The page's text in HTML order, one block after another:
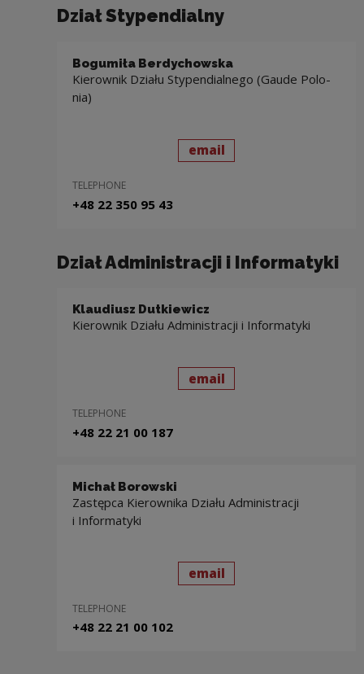
Dzia­ł Stypendialny
Bogumiła Ber­dy­chow­ska
Kie­row­nik Dzia­łu Stypendialnego (Gaude Po­lo­
nia)
send
emailto: Bogumiła
TELEPHONE
+48 22 350 95 43
Dział Administracji i Informatyki
Klaudiusz Dutkiewicz
Kierownik Działu Administracji i Informatyki
send
emailto: Klaudiusz
TELEPHONE
+48 22 21 00 187
Michał Borowski
Zastępca Kierownika Działu Administracji
i Informatyki
send
emailto: Michał Borowski
TELEPHONE
+48 22 21 00 102